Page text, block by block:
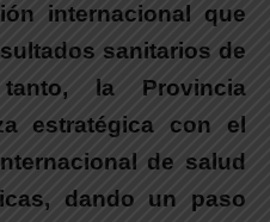
internacional que
sanitarios de
la Provincia
estratégica con el
de salud
dando un paso